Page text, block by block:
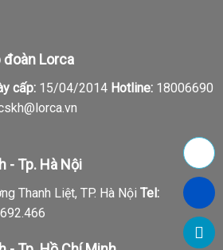
Lorca
cấp:15/04/2014 Hotline:18006690
- Tp. Hà Nội
Thanh Liệt, TP. Hà Nội Tel: